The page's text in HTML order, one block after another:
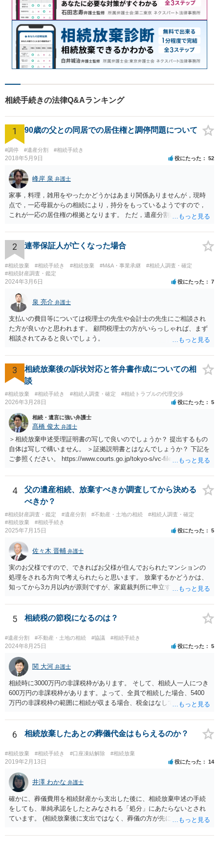
相続手続きの法律Q&Aランキング
1 90歳の父との同居での居住権と調停問題について
#調停 #遺産分割 #相続手続き
2018年5月9日 役にたった 52
峰岸 泉 弁護士
家事，料理，雑用をやったかどうかはあまり関係ありませんが，現時
点で，一応母親からの相続により，持分をもっているようですので，
これが一応の居住権の根拠となります。 ただ，遺産分割により，母の
2 連帯保証人が亡くなった場合
#相続放棄 #相続手続き #相続放棄 #M&A・事業承継
#相続人調査・確定
#相続財産調査・鑑定
2024年3月6日 役にたった 7
泉 亮介 弁護士
支払いの費目等については税理士の先生や会計士の先生にご相談され
た方が良いかと思われます。 顧問税理士の方がいらっしゃれば、まず
相談されてみると良いでしょう。
3
相続放棄後の訴状対応と答弁書作成についての相
談
#相続放棄 #相続手続き #相続人調査・確定 #相続トラブルの代理交渉
2026年3月28日 役にたった 5
相続・遺言に強い弁護士
髙橋 俊太 弁護士
＞相続放棄申述受理証明書の写しで良いのでしょうか？ 提出するもの
自体は写しで構いません。 ＞証拠説明書とはなんでしょうか？ 下記を
ご参照ください。 https://www.courts.go.jp/tokyo-s/vc-files/tokyo-s/file/
4
父の遺産相続、放棄すべきか調査してから決める
べきか？
#相続財産調査・鑑定 #遺産分割 #不動産・土地の相続
#相続人調査・確定
#相続放棄
#相続手続き
2025年7月15日 役にたった 5
佐々木 晋輔 弁護士
実のお父様ですので、できればお父様が住んでおられたマンションの
処理をされる方向で考えられたらと思います。 放棄するかどうかは、
知ってから3カ月以内が原則ですが、家庭裁判所に申立すれば3カ月の
放棄するかどうか決めることができます。 銀行やサラ金が数年も放置
することはありませんので、数年後に借金が発見される可能性はほぼ
ありません。 なお、私が扱った相続放棄を検討していた案件で、期間
伸長して調査したところ、サラ金に対する過払金など相当な財産が見
つかったため相続したという事例がありました。
5 相続税の節税になるのは？
#遺産分割 #不動産・土地の相続 #協議 #相続手続き
2024年8月25日 役にたった 5
関 大河 弁護士
相続時に3000万円の非課税枠があります。 そして、相続人一人につき
600万円の非課税枠があります。よって、全員で相続した場合、5400
万円の非課税枠の範囲に相続が収まる場合、税金はなしです。 一人が
範囲となります。 一般的には、全員で相続する方が税金はお得です。
また、全員で相続しても、話し合いの結果、親がすべて相続と決める
こともできます。この場合でも相続の非課税枠は、全員で相続した540
0万円分使えます。 父が亡くなり、母が全部相続すると、母から三人
で相続する際は、4800万円が非課税枠となります。 そうすると、母が
亡くなってから相続すると、両親のどちらかが亡くなってから相続す
るより非課税の枠が減少します。 計画的に相続をするのがおすすめと
いうことになります。これ以外にも気をつける点はあるかもしれませ
んので、一度相談して想定するのがおすすめと思います。
6 相続放棄したあとの葬儀代金はもらえるのか？
#相続放棄 #相続手続き #口座凍結解除 #相続放棄
2019年2月13日 役にたった 14
井澤 わかな 弁護士
確かに、葬儀費用を相続財産から支出した後に、相続放棄申述の手続
をしても、単純承認をしたとみなされる「処分」にあたらないとされ
ています。 (相続放棄後に支出ではなく、葬儀の方が先に来るのが通常
述の手続ということだと思いますが) ただ、葬儀費用ならいくらでもよ